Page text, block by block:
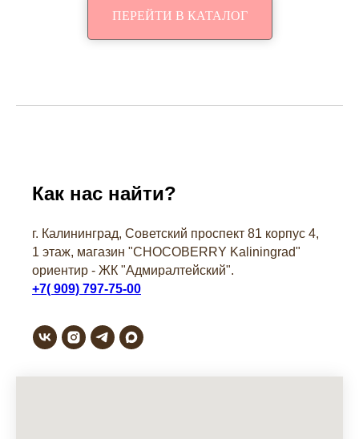
ПЕРЕЙТИ В КАТАЛОГ
Как нас найти?
г. Калининград, Советский проспект 81 корпус 4,
1 этаж, магазин "СHOCOBERRY Kaliningrad"
ориентир - ЖК "Адмиралтейский".
+7( 909) 797-75-00